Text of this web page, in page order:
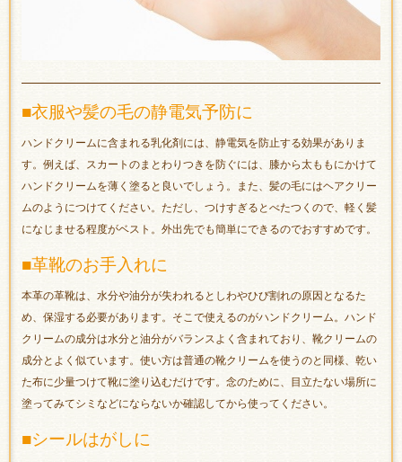
■衣服や髪の毛の静電気予防に
ハンドクリームに含まれる乳化剤には、静電気を防止する効果がありま
す。例えば、スカートのまとわりつきを防ぐには、膝から太ももにかけて
ハンドクリームを薄く塗ると良いでしょう。また、髪の毛にはヘアクリー
ムのようにつけてください。ただし、つけすぎるとべたつくので、軽く髪
になじませる程度がベスト。外出先でも簡単にできるのでおすすめです。
■革靴のお手入れに
本革の革靴は、水分や油分が失われるとしわやひび割れの原因となるた
め、保湿する必要があります。そこで使えるのがハンドクリーム。ハンド
クリームの成分は水分と油分がバランスよく含まれており、靴クリームの
成分とよく似ています。使い方は普通の靴クリームを使うのと同様、乾い
た布に少量つけて靴に塗り込むだけです。念のために、目立たない場所に
塗ってみてシミなどにならないか確認してから使ってください。
■シールはがしに